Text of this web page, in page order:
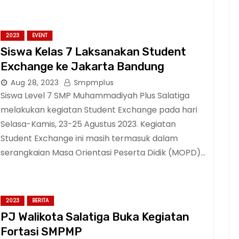
2023 EVENT
Siswa Kelas 7 Laksanakan Student
Exchange ke Jakarta Bandung
Aug 28, 2023 Smpmplus
Siswa Level 7 SMP Muhammadiyah Plus Salatiga
melakukan kegiatan Student Exchange pada hari
Selasa-Kamis, 23-25 Agustus 2023. Kegiatan
Student Exchange ini masih termasuk dalam
serangkaian Masa Orientasi Peserta Didik (MOPD)…
2023 BERITA
PJ Walikota Salatiga Buka Kegiatan
Fortasi SMPMP